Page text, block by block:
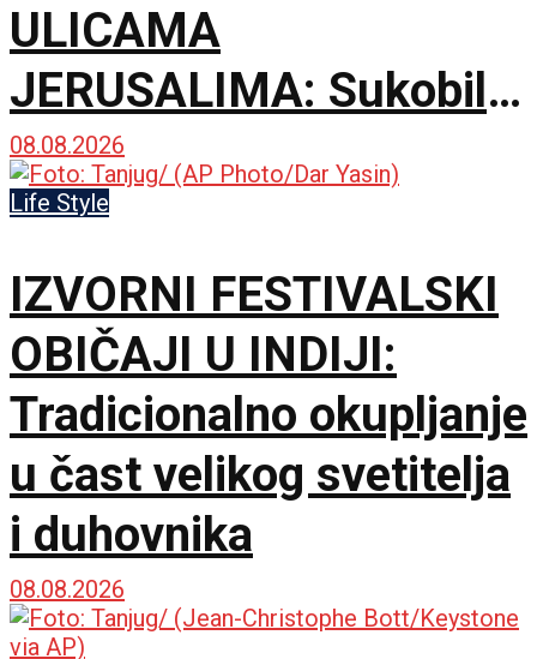
ULICAMA
JERUSALIMA: Sukobili
se ultraortodoksni
demonstranti, građani i
policija zbog rada kafića
subotom
08.08.2026
Life Style
IZVORNI FESTIVALSKI
OBIČAJI U INDIJI:
Tradicionalno okupljanje
u čast velikog svetitelja
i duhovnika
08.08.2026